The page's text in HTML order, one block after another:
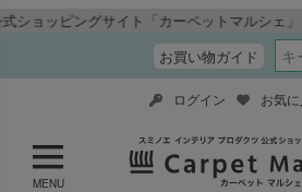
ェ」
お買い物ガイド
MENU
ログイン お気に